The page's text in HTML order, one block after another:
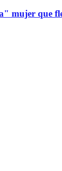
mujer que